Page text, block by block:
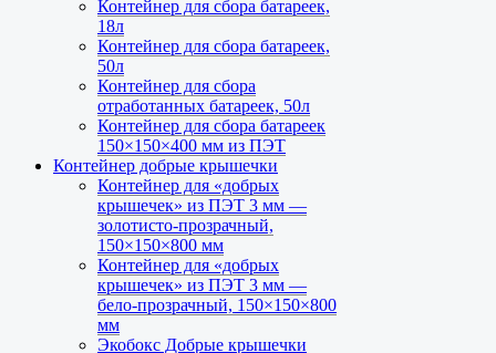
Контейнер для сбора батареек,
18л
Контейнер для сбора батареек,
50л
Контейнер для сбора
отработанных батареек, 50л
Контейнер для сбора батареек
150×150×400 мм из ПЭТ
Контейнер добрые крышечки
Контейнер для «добрых
крышечек» из ПЭТ 3 мм —
золотисто-прозрачный,
150×150×800 мм
Контейнер для «добрых
крышечек» из ПЭТ 3 мм —
бело-прозрачный, 150×150×800
мм
Экобокс Добрые крышечки